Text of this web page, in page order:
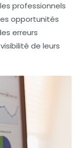
professionnels
opportunités
erreurs
de leurs